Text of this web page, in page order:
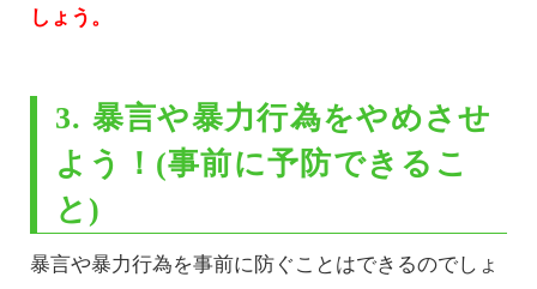
しょう。
3. 暴言や暴力行為をやめさせ
よう！(事前に予防できるこ
と)
暴言や暴力行為を事前に防ぐことはできるのでしょ